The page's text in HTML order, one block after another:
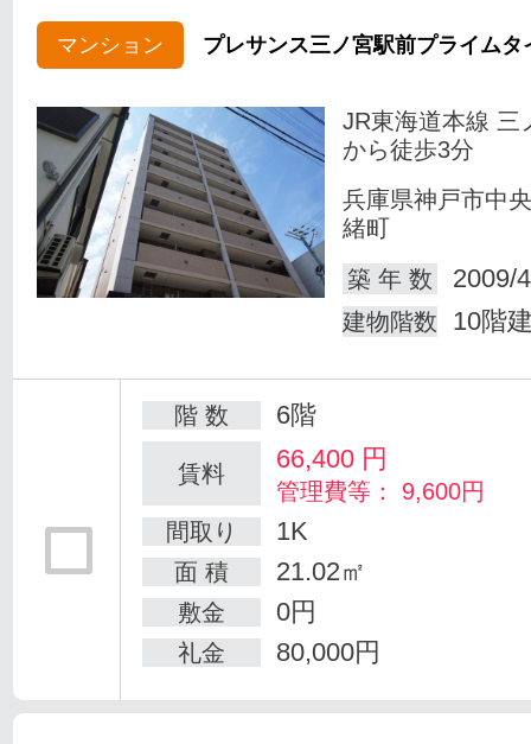
マンション プレサンス三ノ宮駅前プライムタ
JR東海道本線 三
から徒歩3分
兵庫県神戸市中
緒町
築 年 数
2009/
建物階数 10階
階 数 6階
賃料 66,400 円
管理費等： 9,600円
間取り
1K
面 積 21.02㎡
敷金 0円
礼金 80,000円